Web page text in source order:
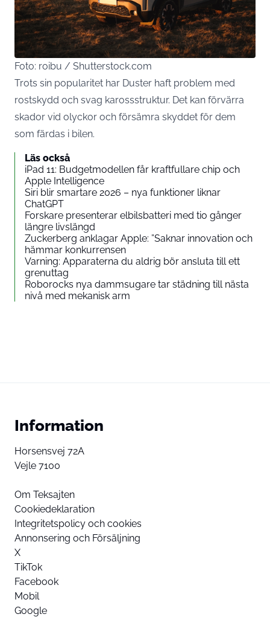
Foto: roibu / Shutterstock.com
Trots sin popularitet har Duster haft problem med
rostskydd och svag karossstruktur. Det kan förvärra
skador vid olyckor och försämra skyddet för dem
som färdas i bilen.
Läs också
iPad 11: Budgetmodellen får kraftfullare chip och
Apple Intelligence
Siri blir smartare 2026 – nya funktioner liknar
ChatGPT
Forskare presenterar elbilsbatteri med tio gånger
längre livslängd
Zuckerberg anklagar Apple: ”Saknar innovation och
hämmar konkurrensen
Varning: Apparaterna du aldrig bör ansluta till ett
grenuttag
Roborocks nya dammsugare tar städning till nästa
nivå med mekanisk arm
Information
Horsensvej 72A
Vejle 7100
Om Teksajten
Cookiedeklaration
Integritetspolicy och cookies
Annonsering och Försäljning
X
TikTok
Facebook
Mobil
Google